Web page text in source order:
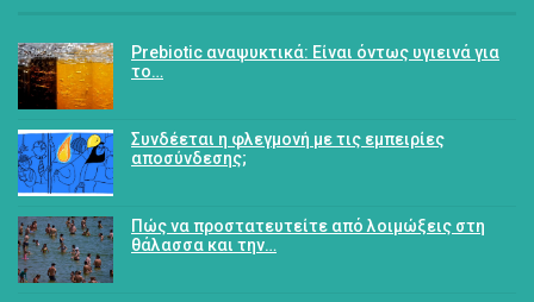
Prebiotic αναψυκτικά: Είναι όντως υγιεινά για
το…
Συνδέεται η φλεγμονή με τις εμπειρίες
αποσύνδεσης;
Πώς να προστατευτείτε από λοιμώξεις στη
θάλασσα και την…